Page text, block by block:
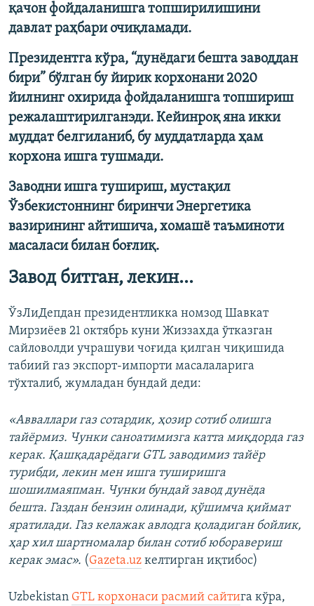
қачон фойдаланишга топширилишини
давлат раҳбари очиқламади.
Президентга кўра, “дунёдаги бешта заводдан
бири” бўлган бу йирик корхонани 2020
йилнинг охирида фойдаланишга топшириш
режалаштирилганэди. Кейинроқ яна икки
муддат белгиланиб, бу муддатларда ҳам
корхона ишга тушмади.
Заводни ишга тушириш, мустақил
Ўзбекистоннинг биринчи Энергетика
вазирининг айтишича, хомашё таъминоти
масаласи билан боғлиқ.
Завод битган, лекин...
ЎзЛиДепдан президентликка номзод Шавкат
Мирзиёев 21 октябрь куни Жиззахда ўтказган
сайловолди учрашуви чоғида қилган чиқишида
табиий газ экспорт-импорти масалаларига
тўхталиб, жумладан бундай деди:
«Авваллари газ сотардик, ҳозир сотиб олишга
тайёрмиз. Чунки саноатимизга катта миқдорда газ
керак. Қашқадарёдаги GTL заводимиз тайёр
турибди, лекин мен ишга туширишга
шошилмаяпман. Чунки бундай завод дунёда
бешта. Газдан бензин олинади, қўшимча қиймат
яратилади. Газ келажак авлодга қоладиган бойлик,
ҳар хил шартномалар билан сотиб юборавериш
керак эмас». (Gazeta.uz келтирган иқтибос)
Uzbekistan GTL корхонаси расмий сайтига кўра,